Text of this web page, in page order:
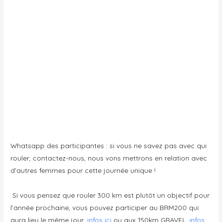
Whatsapp des participantes : si vous ne savez pas avec qui
rouler, contactez-nous, nous vons mettrons en relation avec
d’autres femmes pour cette journée unique !
Si vous pensez que rouler 300 km est plutôt un objectif pour
l’année prochaine, vous pouvez participer au BRM200 qui
aura lieu le même jour, infos ici ou aux 150km GRAVEL, infos